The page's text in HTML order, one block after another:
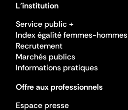
L'institution
Service public +
Index égalité femmes-hommes
Recrutement
Marchés publics
Informations pratiques
Offre aux professionnels
Espace presse